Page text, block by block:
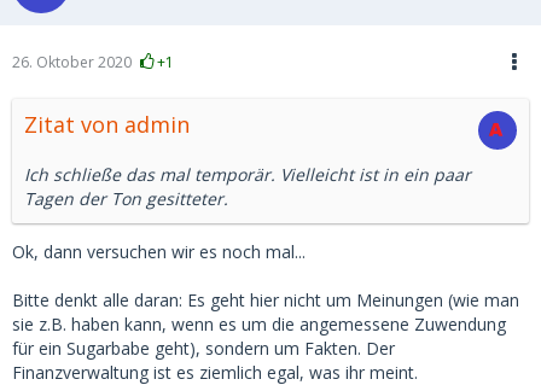
26. Oktober 2020 +1
Zitat von admin
Ich schließe das mal temporär. Vielleicht ist in ein paar
Tagen der Ton gesitteter.
Ok, dann versuchen wir es noch mal...
Bitte denkt alle daran: Es geht hier nicht um Meinungen (wie man
sie z.B. haben kann, wenn es um die angemessene Zuwendung
für ein Sugarbabe geht), sondern um Fakten. Der
Finanzverwaltung ist es ziemlich egal, was ihr meint.